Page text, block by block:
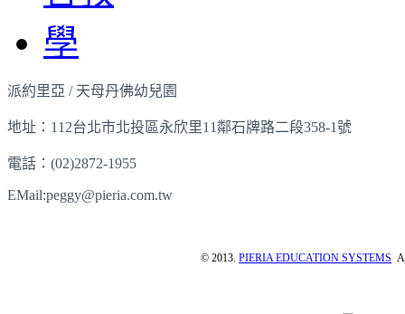
派約里亞 / 天母丹佛幼兒園
地址：112台北市北投區永欣里11鄰石牌路二段358-1號
電話：(02)2872-1955
EMail:peggy@pieria.com.tw
© 2013.PIERIA EDUCATION SYSTEMS